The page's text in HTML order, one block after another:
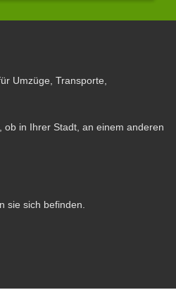
Umzüge, Transporte,
in Ihrer Stadt, an einem anderen
sie sich befinden.